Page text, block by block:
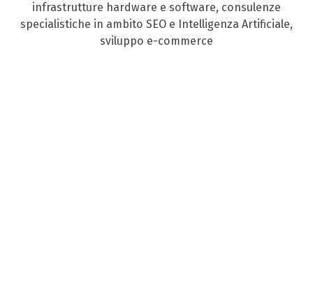
infrastrutture hardware e software, consulenze
specialistiche in ambito SEO e Intelligenza Artificiale,
sviluppo e-commerce